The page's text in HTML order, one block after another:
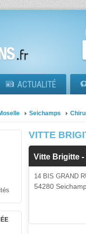
ACTUALITÉ
Seichamps
VITTE
Vitte Brigitte
14 BIS GRAND
54280